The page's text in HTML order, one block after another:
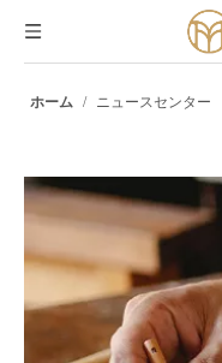
ホーム / ニュースセンター